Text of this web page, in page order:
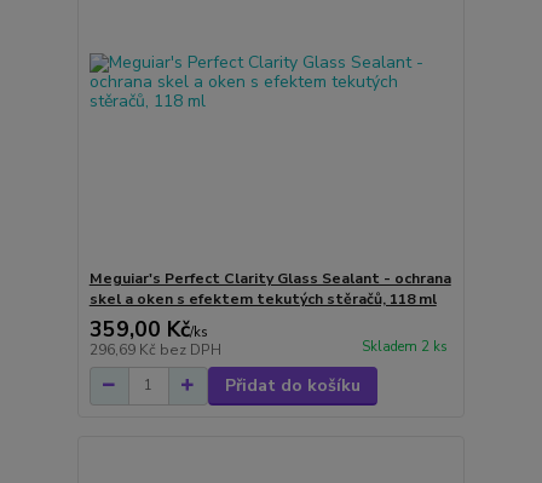
Meguiar's Perfect Clarity Glass Sealant - ochrana
skel a oken s efektem tekutých stěračů, 118 ml
359,00 Kč/ks
296,69 Kč bez DPH Skladem 2 ks
Přidat do košíku